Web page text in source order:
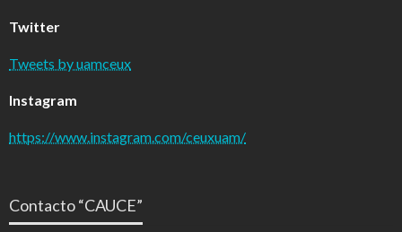
Twitter
Tweets by uamceux
Instagram
https://www.instagram.com/ceuxuam/
Contacto “CAUCE”